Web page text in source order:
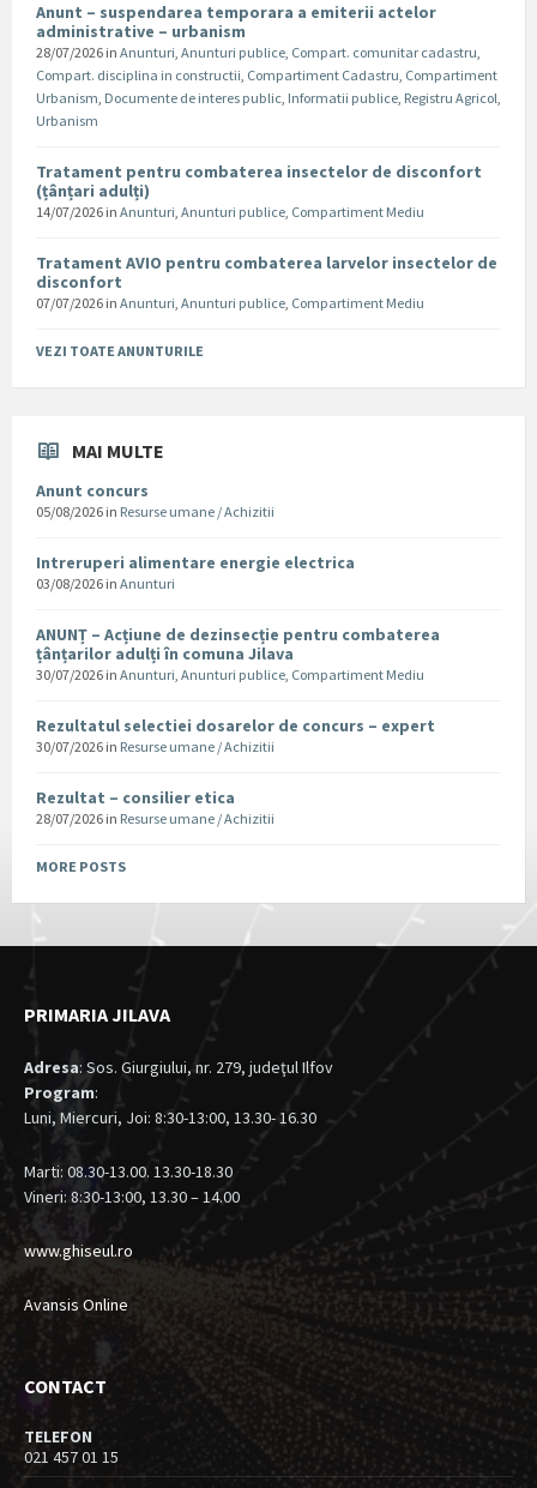
Anunt – suspendarea temporara a emiterii actelor
administrative – urbanism
28/07/2026 in Anunturi, Anunturi publice, Compart. comunitar cadastru,
Compart. disciplina in constructii, Compartiment Cadastru, Compartiment
Urbanism, Documente de interes public, Informatii publice, Registru Agricol,
Urbanism
Tratament pentru combaterea insectelor de disconfort
(țânțari adulți)
14/07/2026 in Anunturi, Anunturi publice, Compartiment Mediu
Tratament AVIO pentru combaterea larvelor insectelor de
disconfort
07/07/2026 in Anunturi, Anunturi publice, Compartiment Mediu
VEZI TOATE ANUNTURILE
MAI MULTE
Anunt concurs
05/08/2026 in Resurse umane / Achizitii
Intreruperi alimentare energie electrica
03/08/2026 in Anunturi
ANUNȚ – Acțiune de dezinsecție pentru combaterea
țânțarilor adulți în comuna Jilava
30/07/2026 in Anunturi, Anunturi publice, Compartiment Mediu
Rezultatul selectiei dosarelor de concurs – expert
30/07/2026 in Resurse umane / Achizitii
Rezultat – consilier etica
28/07/2026 in Resurse umane / Achizitii
MORE POSTS
PRIMARIA JILAVA
Adresa: Sos. Giurgiului, nr. 279, judeţul Ilfov
Program:
Luni, Miercuri, Joi: 8:30-13:00, 13.30- 16.30
Marti: 08.30-13.00. 13.30-18.30
Vineri: 8:30-13:00, 13.30 – 14.00
www.ghiseul.ro
Avansis Online
CONTACT
TELEFON
021 457 01 15